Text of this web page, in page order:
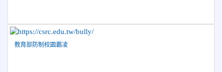
教育部防制校園霸凌